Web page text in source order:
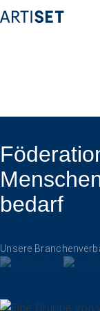
bedarf
Unsere